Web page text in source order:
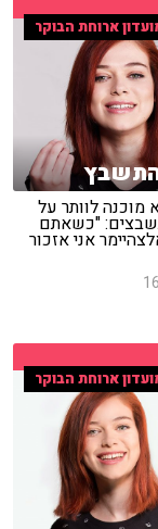
ארוחת הבוקר
מוכנה לוותר על
"כשאתם
אני אזכור
ארוחת הבוקר